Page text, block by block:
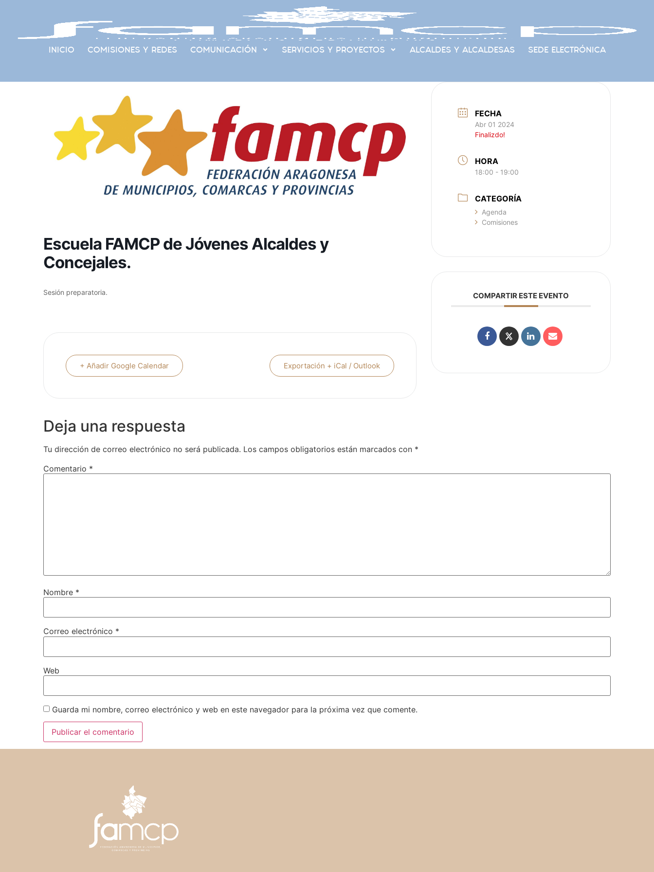
INICIO COMISIONES Y REDES COMUNICACIÓN SERVICIOS Y PROYECTOS ALCALDES Y ALCALDESAS SEDE ELECTRÓNICA
Escuela FAMCP de Jóvenes Alcaldes y
Concejales.
Sesión preparatoria.
+ Añadir Google Calendar Exportación + iCal / Outlook
FECHA
Abr 01 2024
Finalizdo!
HORA
18:00 - 19:00
CATEGORÍA
Agenda
Comisiones
COMPARTIR ESTE EVENTO
Deja una respuesta
Tu dirección de correo electrónico no será publicada. Los campos obligatorios están marcados con *
Comentario *
Nombre *
Correo electrónico *
Web
Guarda mi nombre, correo electrónico y web en este navegador para la próxima vez que comente.